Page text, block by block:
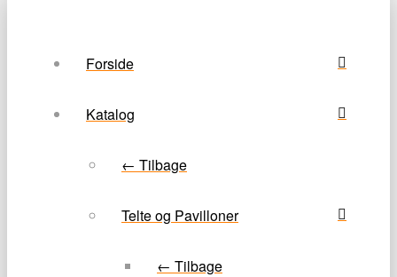
Forside
Katalog
← Tilbage
Telte og Pavilloner
← Tilbage